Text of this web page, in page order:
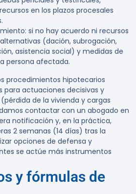
en los plazos procesales
si no hay acuerdo ni recursos
(dación, subrogación,
asistencia social) y medidas de
persona afectada.
procedimientos hipotecarios
para actuaciones decisivas y
de la vivienda y cargas
contactar con un abogado en
notificación y, en la práctica,
2 semanas (14 días) tras la
opciones de defensa y
se actúe más instrumentos
y fórmulas de